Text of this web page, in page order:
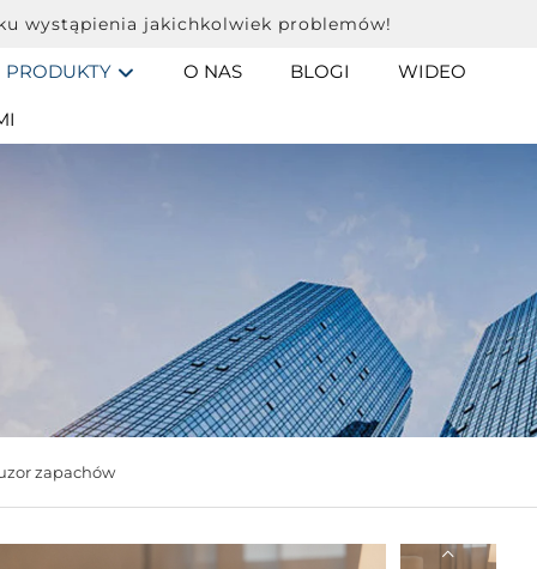
wystąpienia jakichkolwiek problemów!
PRODUKTY O NAS BLOGI WIDEO
zapachów